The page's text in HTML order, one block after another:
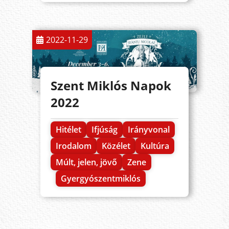
2022-11-29
Szent Miklós Napok
2022
Hitélet Ifjúság
Irányvonal
Irodalom
Közélet
Kultúra
Múlt, jelen, jövő
Zene
Gyergyószentmiklós